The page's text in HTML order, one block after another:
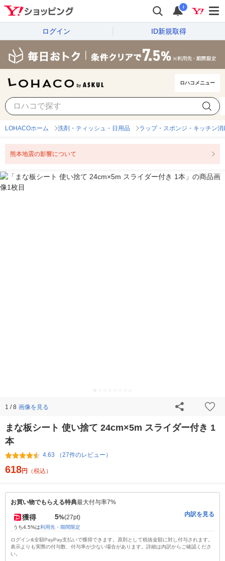
i
ログイン ID新規取得
ロハコメニュー
LOHACOホーム 洗剤・ティッシュ・日用品 ラップ・スポンジ・キッチン消
熊本地震の影響について
1 / 8 画像を見る
まな板シート 使い捨て 24cm×5m スライダー付き 1
本
4.63 （27件のレビュー）
618円 （税込）
お買い物でもらえる特典最大付与率7%
獲得 5%(27pt)
うち4.5%は利用先・期間限定
内訳を見る
ログイン&全額PayPay支払いで獲得できます。原則として税抜金額に対し付与されます。
表示よりも実際の付与数、付与率が少ない場合があります。詳細は内訳からご確認くださ
い。